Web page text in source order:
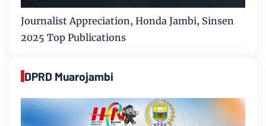
Journalist Appreciation, Honda Jambi, Sinsen
2025 Top Publications
DPRD Muarojambi